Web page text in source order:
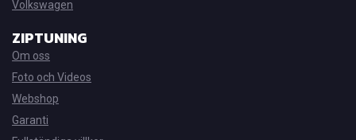
Volkswagen
ZIPTUNING
Om oss
Foto och Videos
Webshop
Garanti